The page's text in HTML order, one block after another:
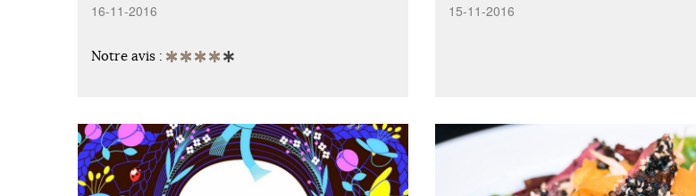
16-11-2016
Notre avis :
15-11-2016